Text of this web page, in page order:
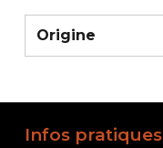
Origine
Infos pratiques